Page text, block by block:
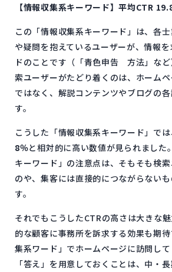
【情報収集系キーワード】平均CTR
この「情報収集系キーワード」は、各
や疑問を抱えているユーザーが、情報
ドのことです（「青色申告 方法」な
索ユーザーがたどり着くのは、ホーム
ではなく、解説コンテンツやブログの
す。
こうした「情報収集系キーワード」で
8％と相対的に高い数値が見られました
キーワード」の注意点は、そもそも検
のや、集客には直接的につながらない
す。
それでもこうしたCTRの高さは大きな
的な顧客に事務所を訴求する効果も期
集系ワード」でホームページに訪問し
「答え」を用意しておくことは、中・